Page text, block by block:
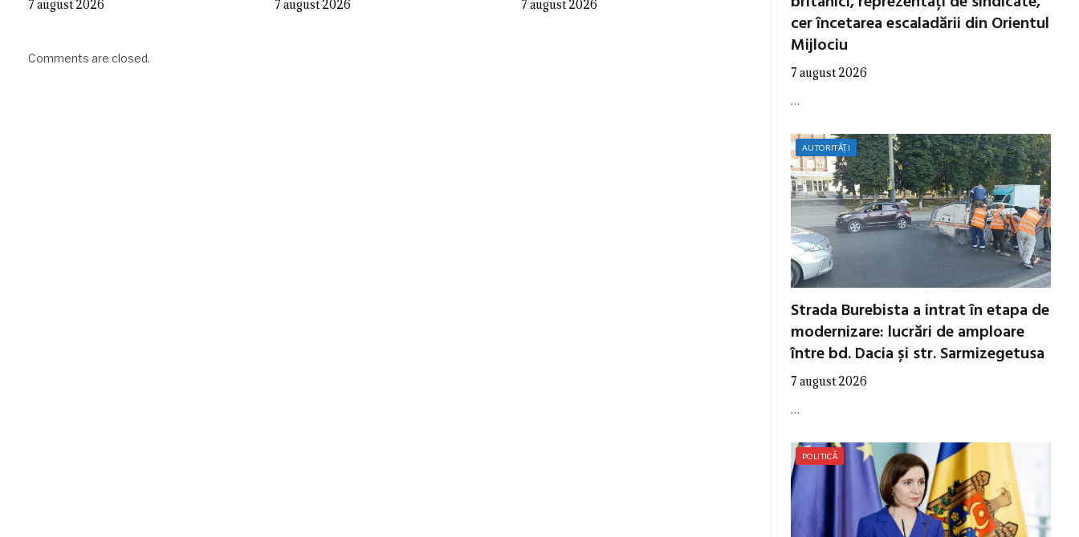
7 august 2026 7 august 2026 7 august 2026
Comments are closed.
cer încetarea escaladării din Orientul
Mijlociu
7 august 2026
…
AUTORITĂȚI
Strada Burebista a intrat în etapa de
modernizare: lucrări de amploare
între bd. Dacia și str. Sarmizegetusa
7 august 2026
…
POLITICĂ